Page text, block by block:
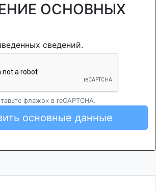
ОСНОВНЫХ
сведений.
флажок в reCAPTCHA.
основные данные